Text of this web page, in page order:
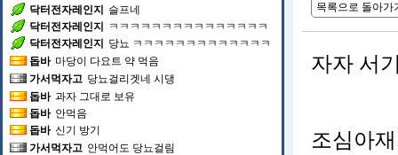
닥터전자레인지
슬프네
닥터전자레인지
ㅋㅋㅋㅋㅋㅋㅋㅋㅋㅋㅋㅋㅋㅋㅋ
닥터전자레인지
당뇨 ㅋㅋㅋㅋㅋㅋㅋㅋㅋㅋㅋㅋㅋ
돕바 마당이 다요트 약 먹음
가서먹자고 당뇨걸리겟네 시댕
돕바 과자 그대로 보유
돕바 안먹음
돕바 신기 방기
가서먹자고 안먹어도 당뇨걸림
목록으로 돌아가
자자 서
조심아